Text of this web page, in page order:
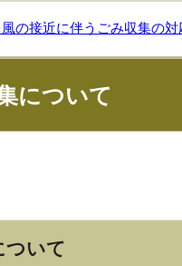
風の接近に伴うごみ収集の対
について
ついて